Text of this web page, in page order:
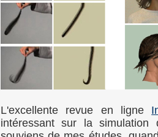
L'excellente revue en ligne
intéressant sur la